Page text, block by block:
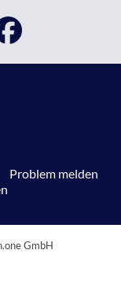
Problem melden
GmbH